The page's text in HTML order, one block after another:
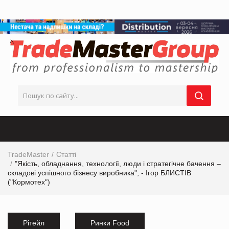
TradeMaster
Статті
"Якість, обладнання, технології, люди і стратегічне бачення –
складові успішного бізнесу виробника", - Ігор БЛИСТІВ
("Кормотех")
Рітейл Ринки Food